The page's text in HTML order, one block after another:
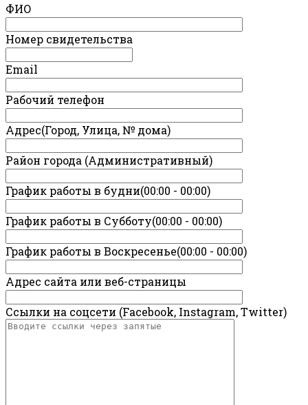
ФИО
Номер свидетельства
Email
Рабочий телефон
Адрес(Город, Улица, № дома)
Район города (Административный)
График работы в будни(00:00 - 00:00)
График работы в Субботу(00:00 - 00:00)
График работы в Воскресенье(00:00 - 00:00)
Адрес сайта или веб-страницы
Ссылки на соцсети (Facebook, Instagram, Twitter)